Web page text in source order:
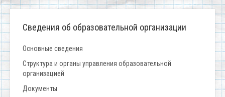
Сведения об образовательной организации
Основные сведения
Структура и органы управления образовательной
организацией
Документы